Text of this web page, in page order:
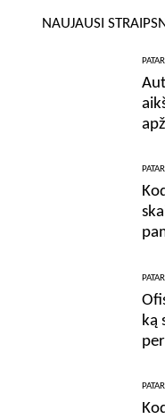
NAUJAUSI
ką